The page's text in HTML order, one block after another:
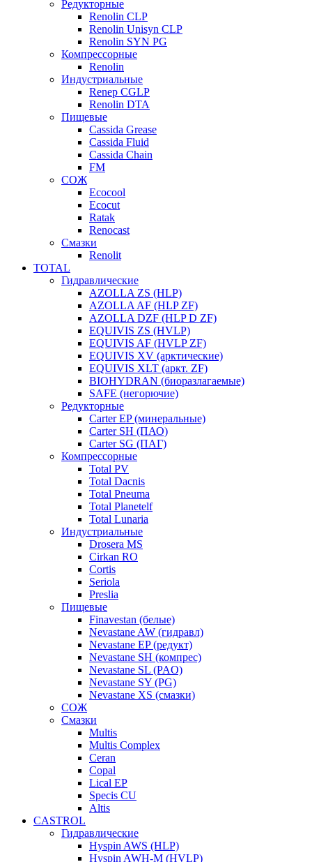
Редукторные
Renolin CLP
Renolin Unisyn CLP
Renolin SYN PG
Компрессорные
Renolin
Индустриальные
Renep CGLP
Renolin DTA
Пищевые
Cassida Grease
Cassida Fluid
Cassida Chain
FM
СОЖ
Ecocool
Ecocut
Ratak
Renocast
Смазки
Renolit
TOTAL
Гидравлические
AZOLLA ZS (HLP)
AZOLLA AF (HLP ZF)
AZOLLA DZF (HLP D ZF)
EQUIVIS ZS (HVLP)
EQUIVIS AF (HVLP ZF)
EQUIVIS XV (арктические)
EQUIVIS XLT (аркт. ZF)
BIOHYDRAN (биоразлагаемые)
SAFE (негорючие)
Редукторные
Carter EP (минеральные)
Carter SH (ПАО)
Carter SG (ПАГ)
Компрессорные
Total PV
Total Dacnis
Total Pneuma
Total Planetelf
Total Lunaria
Индустриальные
Drosera MS
Cirkan RO
Cortis
Seriola
Preslia
Пищевые
Finavestan (белые)
Nevastane AW (гидравл)
Nevastane EP (редукт)
Nevastane SH (компрес)
Nevastane SL (PAO)
Nevastane SY (PG)
Nevastane XS (смазки)
СОЖ
Смазки
Multis
Multis Complex
Ceran
Copal
Lical EP
Specis CU
Altis
CASTROL
Гидравлические
Hyspin AWS (HLP)
Hyspin AWH-M (HVLP)